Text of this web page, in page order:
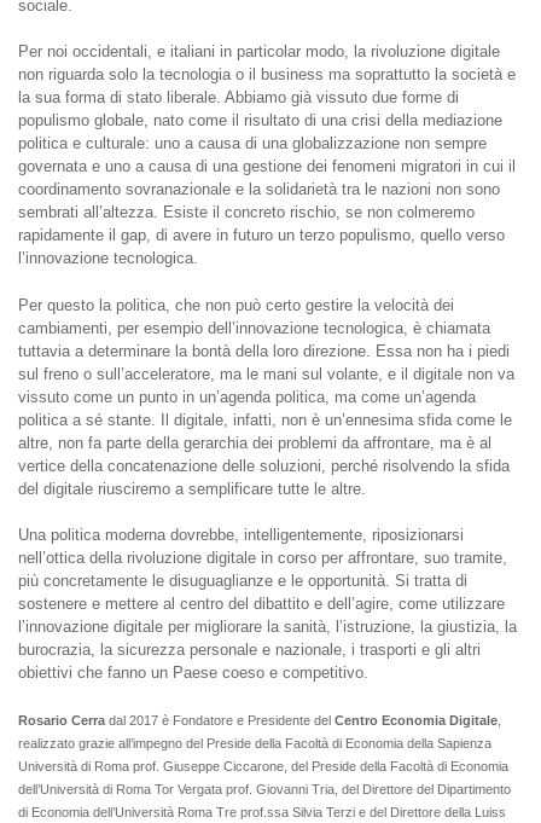
sociale.
Per noi occidentali, e italiani in particolar modo, la rivoluzione digitale
non riguarda solo la tecnologia o il business ma soprattutto la società e
la sua forma di stato liberale. Abbiamo già vissuto due forme di
populismo globale, nato come il risultato di una crisi della mediazione
politica e culturale: uno a causa di una globalizzazione non sempre
governata e uno a causa di una gestione dei fenomeni migratori in cui il
coordinamento sovranazionale e la solidarietà tra le nazioni non sono
sembrati all’altezza. Esiste il concreto rischio, se non colmeremo
rapidamente il gap, di avere in futuro un terzo populismo, quello verso
l’innovazione tecnologica.
Per questo la politica, che non può certo gestire la velocità dei
cambiamenti, per esempio dell’innovazione tecnologica, è chiamata
tuttavia a determinare la bontà della loro direzione. Essa non ha i piedi
sul freno o sull’acceleratore, ma le mani sul volante, e il digitale non va
vissuto come un punto in un’agenda politica, ma come un’agenda
politica a sé stante. Il digitale, infatti, non è un’ennesima sfida come le
altre, non fa parte della gerarchia dei problemi da affrontare, ma è al
vertice della concatenazione delle soluzioni, perché risolvendo la sfida
del digitale riusciremo a semplificare tutte le altre.
Una politica moderna dovrebbe, intelligentemente, riposizionarsi
nell’ottica della rivoluzione digitale in corso per affrontare, suo tramite,
più concretamente le disuguaglianze e le opportunità. Si tratta di
sostenere e mettere al centro del dibattito e dell’agire, come utilizzare
l’innovazione digitale per migliorare la sanità, l’istruzione, la giustizia, la
burocrazia, la sicurezza personale e nazionale, i trasporti e gli altri
obiettivi che fanno un Paese coeso e competitivo.
Rosario Cerra dal 2017 è Fondatore e Presidente del Centro Economia Digitale
realizzato grazie all’impegno del Preside della Facoltà di Economia della Sapienza
Università di Roma prof. Giuseppe Ciccarone, del Preside della Facoltà di Economia
dell’Università di Roma Tor Vergata prof. Giovanni Tria, del Direttore del Dipartimento
di Economia dell’Università Roma Tre prof.ssa Silvia Terzi e del Direttore della Luiss